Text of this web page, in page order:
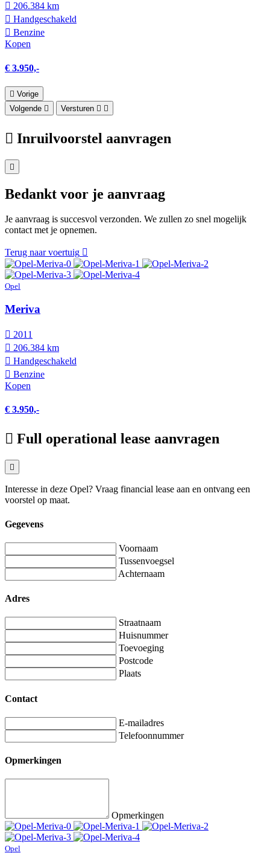
206.384 km
Hand­geschakeld
Benzine
Kopen
€ 3.950,-
Vorige
Volgende
Versturen
Inruilvoorstel aanvragen
Bedankt voor je aanvraag
Je aanvraag is succesvol verzonden. We zullen zo snel mogelijk
contact met je opnemen.
Terug naar voertuig
Opel
Meriva
2011
206.384 km
Hand­geschakeld
Benzine
Kopen
€ 3.950,-
Full operational lease aanvragen
Interesse in deze Opel? Vraag financial lease aan en ontvang een
voorstel op maat.
Gegevens
Voornaam
Tussenvoegsel
Achternaam
Adres
Straatnaam
Huisnummer
Toevoeging
Postcode
Plaats
Contact
E-mailadres
Telefoonnummer
Opmerkingen
Opmerkingen
Opel